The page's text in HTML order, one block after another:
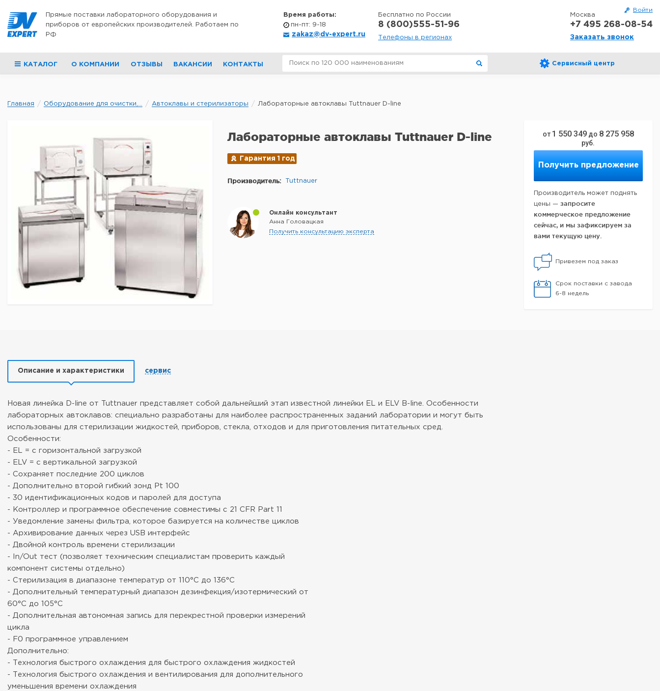
Войти
Прямые поставки лабораторного оборудования и
приборов от европейских производителей. Работаем по
РФ
Время работы:
пн-пт: 9-18
zakaz@dv-expert.ru
Бесплатно по России
8 (800)555-51-96
Телефоны в регионах
Москва
+7 495 268-08-54
Заказать звонок
КАТАЛОГ О КОМПАНИИ ОТЗЫВЫ ВАКАНСИИ КОНТАКТЫ Сервисный центр
Главная Оборудование для очистки,... Автоклавы и стерилизаторы Лабораторные автоклавы Tuttnauer D-line
от 1 550 349 до 8 275 958
руб.
Получить предложение
Производитель может поднять
цены — запросите
коммерческое предложение
сейчас, и мы зафиксируем за
вами текущую цену.
Привезем под заказ
Срок поставки с завода
6-8 недель
Лабораторные автоклавы Tuttnauer D-line
Гарантия 1 год
Производитель: Tuttnauer
Онлайн консультант
Анна Головацкая
Получить консультацию эксперта
Описание и характеристики сервис
Новая линейка D-line от Tuttnauer представляет собой дальнейший этап известной линейки EL и ELV B-line. Особенности
лабораторных автоклавов: специально разработаны для наиболее распространенных заданий лаборатории и могут быть
использованы для стерилизации жидкостей, приборов, стекла, отходов и для приготовления питательных сред.
Особенности:
- EL = с горизонтальной загрузкой
- ELV = с вертикальной загрузкой
- Сохраняет последние 200 циклов
- Дополнительно второй гибкий зонд Pt 100
- 30 идентификационных кодов и паролей для доступа
- Контроллер и программное обеспечение совместимы с 21 CFR Part 11
- Уведомление замены фильтра, которое базируется на количестве циклов
- Архивирование данных через USB интерфейс
- Двойной контроль времени стерилизации
- In/Out тест (позволяет техническим специалистам проверить каждый
компонент системы отдельно)
- Стерилизация в диапазоне температур от 110°C до 136°C
- Дополнительный температурный диапазон дезинфекция/изотермический от
60°C до 105°C
- Дополнительная автономная запись для перекрестной проверки измерений
цикла
- F0 программное управлением
Дополнительно:
- Технология быстрого охлаждения для быстрого охлаждения жидкостей
- Технология быстрого охлаждения и вентилирования для дополнительного
уменьшения времени охлаждения